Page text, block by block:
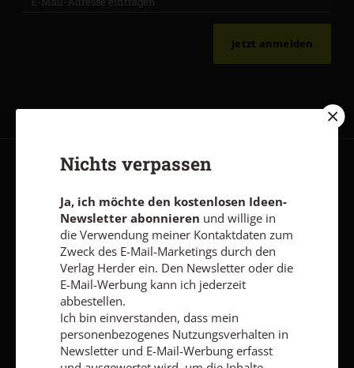
Jetzt anmelden
AGB und Widerrufsbelehrung Datenschutz
Impressum
Vertrag widerrufen Abo online kündigen
Nichts verpassen
Ja, ich möchte den kostenlosen Ideen-
Newsletter abonnieren und willige in
die Verwendung meiner Kontaktdaten zum
Zweck des E-Mail-Marketings durch den
Verlag Herder ein. Den Newsletter oder die
E-Mail-Werbung kann ich jederzeit
abbestellen.
Ich bin einverstanden, dass mein
personenbezogenes Nutzungsverhalten in
Newsletter und E-Mail-Werbung erfasst